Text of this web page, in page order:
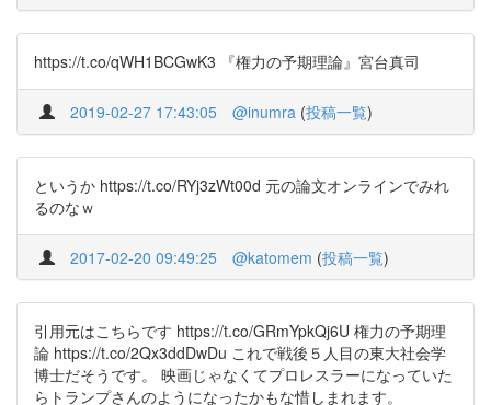
https://t.co/qWH1BCGwK3 『権力の予期理論』宮台真司
2019-02-27 17:43:05 @inumra (投稿一覧)
というか https://t.co/RYj3zWt00d 元の論文オンラインでみれ
るのなｗ
2017-02-20 09:49:25 @katomem (投稿一覧)
引用元はこちらです https://t.co/GRmYpkQj6U 権力の予期理
論 https://t.co/2Qx3ddDwDu これで戦後５人目の東大社会学
博士だそうです。 映画じゃなくてプロレスラーになっていた
らトランプさんのようになったかもな惜しまれます。